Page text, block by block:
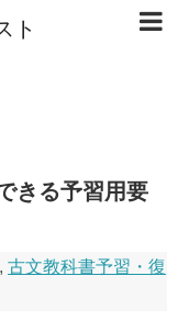
ト
きる予習用要
,古文教科書予習・復